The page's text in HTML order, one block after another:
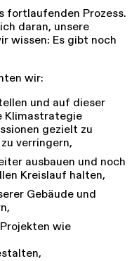
fortlaufenden Prozess.
daran, unsere
wissen: Es gibt noch
wir:
und auf dieser
Klimastrategie
gezielt zu
verringern,
ausbauen und noch
Kreislauf halten,
Gebäude und
wie